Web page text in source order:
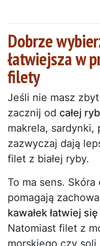
Dobrze
łatwiejsza w
filety
Jeśli nie masz
zacznij od całej
makrela, sardynki,
zazwyczaj dają
filet z białej ryby.
To ma sens.
pomagają
kawałek łatwiej
Natomiast filet z
morskiego czy